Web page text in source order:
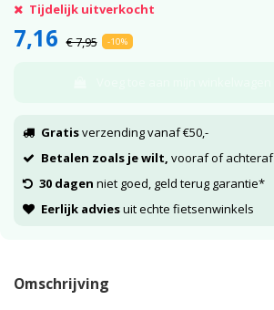
Tijdelijk uitverkocht
7,16 € 7,95 -10%
Gratisverzending vanaf €50,-
Betalen zoals je wilt, vooraf of achteraf
30 dagen niet goed, geld terug garantie*
Eerlijk adviesuit echte fietsenwinkels
Omschrijving